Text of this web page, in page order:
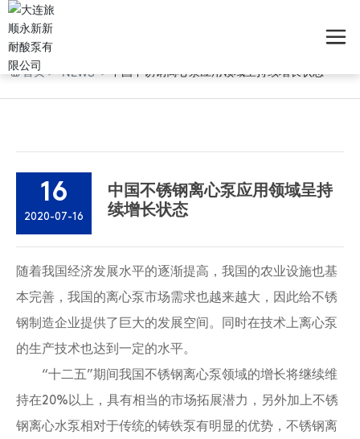
首页 NEWS 中国不锈钢离心泵应用领域呈持续增长状态
16
2020-07-16
中国不锈钢离心泵应用领域呈持
续增长状态
随着我国经济发展水平的逐渐提高，我国的农业设施也基
本完善，我国的离心泵市场需求也越来越大，因此给不锈
钢制造企业提供了巨大的发展空间。同时在技术上离心泵
的生产技术也达到一定的水平。
“十二五”期间我国不锈钢离心泵领域的增长将继续维
持在20%以上，具有相当的市场拓展潜力，另外加上不锈
钢离心水泵相对于传统的铸铁泵有明显的优势，不锈钢离